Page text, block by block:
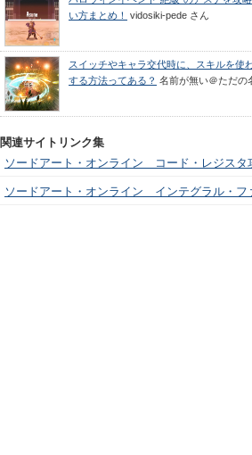
い方まとめ！
vidosiki-pede さん
スイッチやキャラ交代時に、スキルを使
する方法ってある？ 名前が無い＠ただの
関連サイトリンク集
ソードアート・オンライン コード・レジスタ
ソードアート・オンライン インテグラル・フ